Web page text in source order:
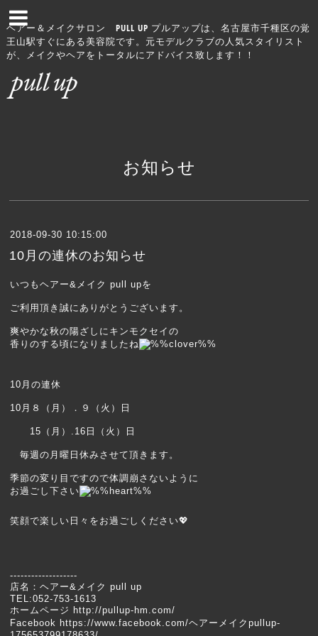
ヘアー＆メイクサロン PULL UP プルアップは、名古屋市千種区の覚
王山駅すぐにある美容院です。元モデルクラブの人気スタイリスト
が、メイクやヘアをトータルにアドバイス致します！！
お知らせ
2018-09-30 10:15:00
10月の連休のお知らせ
いつもヘアー&メイク pull upを
ご利用頂き誠にありがとうございます。
爽やかな秋の陽ざしにキンモクセイの
香りのする頃になりましたね
10月の連休
10月８（月）．９（火）日
15（月）.16日（火）日
毎週の月曜日休みさせて頂きます。
季節の変り目ですので体調崩さないように
お過ごし下さい
笑顔で楽しい日々をお過ごしください💖
-------------------
店名：ヘアー&メイク pull up
TEL:052-753-1613
ホームページ http://pullup-hm.com/
Facebook https://www.facebook.com/ヘアーメイクpullup-